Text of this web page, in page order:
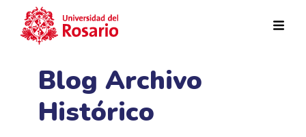
Blog Archivo
Histórico